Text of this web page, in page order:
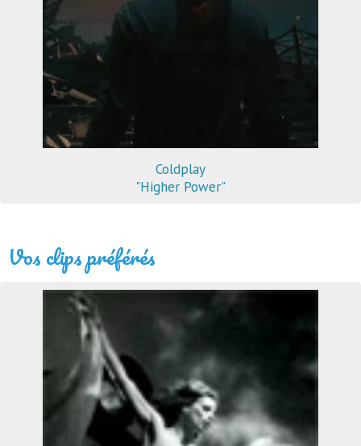
Coldplay
"Higher Power"
Vos clips préférés